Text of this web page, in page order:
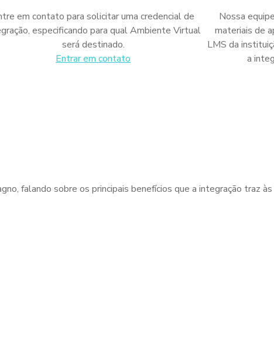
em contato para solicitar uma credencial de
especificando para qual Ambiente Virtual
será destinado.
Entrar em contato
Nossa
materiais de
LMS da
a
falando sobre os principais benefícios que a integração traz